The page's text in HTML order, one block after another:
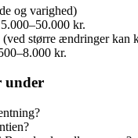
og varighed)
kr.
større ændringer kan
kr.
under